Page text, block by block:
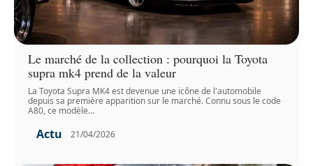
Le marché de la collection : pourquoi la Toyota
supra mk4 prend de la valeur
La Toyota Supra MK4 est devenue une icône de l'automobile
depuis sa première apparition sur le marché. Connu sous le code
A80, ce modèle…
Actu 21/04/2026